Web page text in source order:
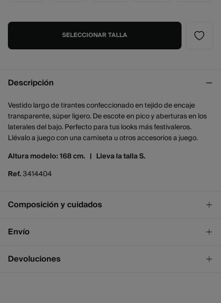
SELECCIONAR TALLA
Descripción
Vestido largo de tirantes confeccionado en tejido de encaje
transparente, súper ligero. De escote en pico y aberturas en los
laterales del bajo. Perfecto para tus looks más festivaleros.
Llévalo a juego con una camiseta u otros accesorios a juego.
Altura modelo: 168 cm. | Lleva la talla S.
Ref.3414404
Composición y cuidados
Composición
Cuidados
Envío
Envío a tienda
¡GRATIS!
Devoluciones